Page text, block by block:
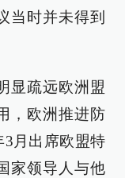
当时并未得到
显疏远欧洲盟
，欧洲推进防
月出席欧盟特
家领导人与他